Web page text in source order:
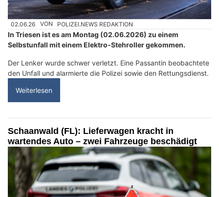
02.06.26 VON POLIZEI.NEWS REDAKTION
In Triesen ist es am Montag (02.06.2026) zu einem
Selbstunfall mit einem Elektro-Stehroller gekommen.
Der Lenker wurde schwer verletzt. Eine Passantin beobachtete
den Unfall und alarmierte die Polizei sowie den Rettungsdienst.
Weiterlesen
Schaanwald (FL): Lieferwagen kracht in
wartendes Auto – zwei Fahrzeuge beschädigt